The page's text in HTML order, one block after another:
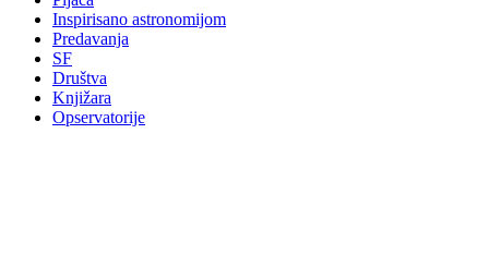
Inspirisano astronomijom
Predavanja
SF
Društva
Knjižara
Opservatorije